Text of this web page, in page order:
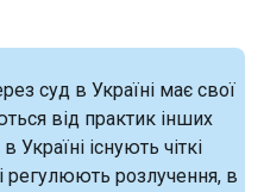
суд в Україні має свої
від практик інших
Україні існують чіткі
регулюють розлучення, в